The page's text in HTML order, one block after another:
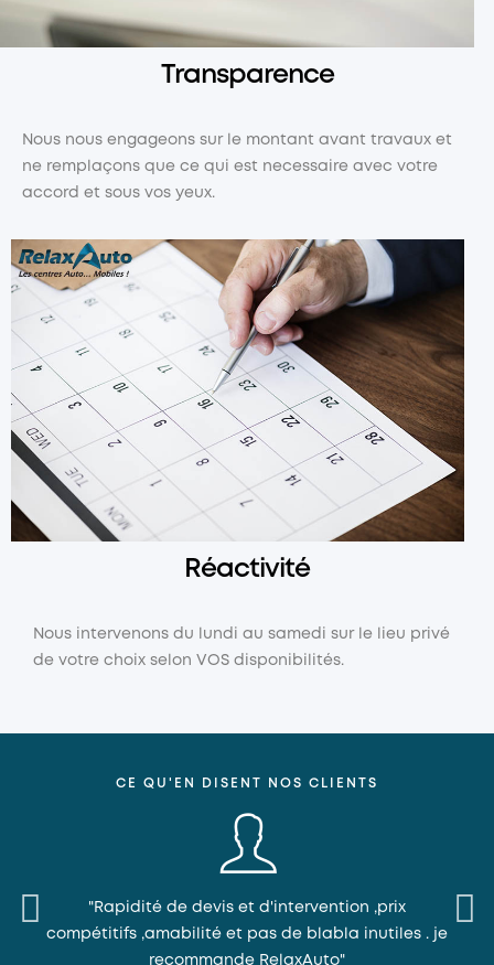
Transparence
Nous nous engageons sur le montant avant travaux et
ne remplaçons que ce qui est necessaire avec votre
accord et sous vos yeux.
Réactivité
Nous intervenons du lundi au samedi sur le lieu privé
de votre choix selon VOS disponibilités.
CE QU'EN DISENT NOS CLIENTS
"Rapidité de devis et d'intervention ,prix
compétitifs ,amabilité et pas de blabla inutiles . je
recommande RelaxAuto"